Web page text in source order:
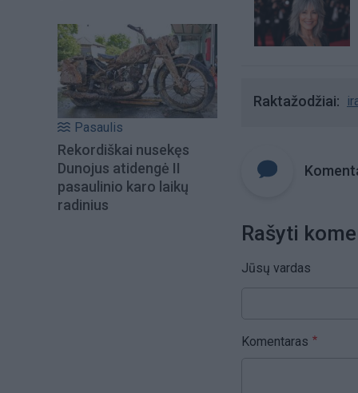
Pasaulis
Rekordiškai nusekęs
Dunojus atidengė II
pasaulinio karo laikų
radinius
Raktažodžiai
Rašyti
Jūsų vardas
Komentaras